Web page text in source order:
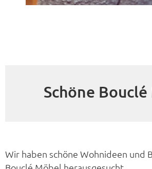
Schöne
Wir haben schöne Wohnideen und